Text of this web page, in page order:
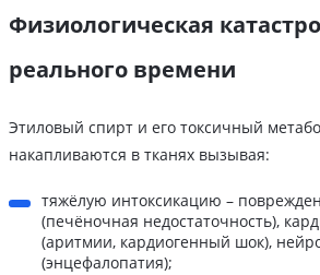
Физиологическая
реального времени
Этиловый спирт и его токсичный
накапливаются в тканях вызывая:
тяжёлую интоксикацию –
(печёночная недостаточность),
(аритмии, кардиогенный шок),
(энцефалопатия);